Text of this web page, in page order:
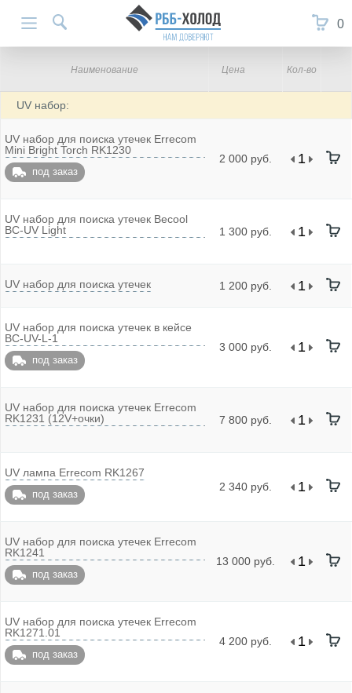
0
Наименование Цена Кол-во
UV набор:
UV набор для поиска утечек Errecom
Mini Bright Torch RK1230
под заказ
2 000 руб.
UV набор для поиска утечек Becool
BC-UV Light
1 300 руб.
UV набор для поиска утечек 1 200 руб.
UV набор для поиска утечек в кейсе
BC-UV-L-1
под заказ
3 000 руб.
UV набор для поиска утечек Errecom
RK1231 (12V+очки)
7 800 руб.
UV лампа Errecom RK1267
под заказ
2 340 руб.
UV набор для поиска утечек Errecom
RK1241
под заказ
13 000 руб.
UV набор для поиска утечек Errecom
RK1271.01
под заказ
4 200 руб.